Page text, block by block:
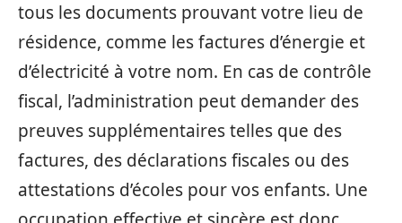
tous les documents prouvant votre lieu de
résidence, comme les factures d’énergie et
d’électricité à votre nom. En cas de contrôle
fiscal, l’administration peut demander des
preuves supplémentaires telles que des
factures, des déclarations fiscales ou des
attestations d’écoles pour vos enfants. Une